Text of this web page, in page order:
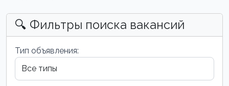
🔍 Фильтры поиска вакансий
Тип объявления: